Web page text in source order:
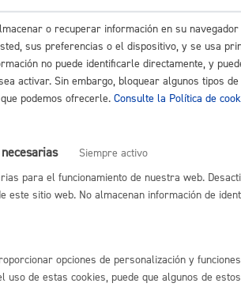
en la Escuela de Naturaleza
escolares
escolares al Parque de Bomberos
o recuperar información en su
sus preferencias o el dispositivo, y se usa
no puede identificarle directamente, y
activar. Sin embargo, bloquear algunos tipos
podemos ofrecerle. Consulte la Política de
Siempre activo
para el funcionamiento de nuestra web.
este sitio web. No almacenan información de
opciones de personalización y
uso de estas cookies, puede que algunos de